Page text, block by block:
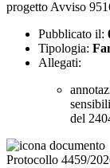
progetto Avviso
Pubblicato il:
Tipologia:
Allegati:
del
Protocollo 4459/